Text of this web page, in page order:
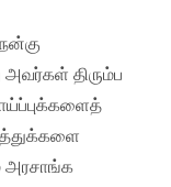
திரும்ப
அரசாங்க